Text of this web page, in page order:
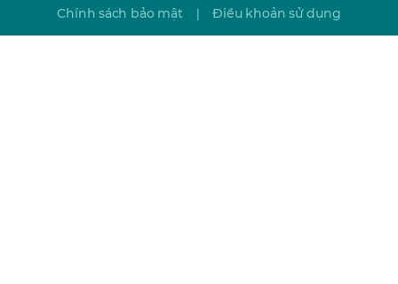
Chính sách bảo mật | Điều khoản sử dụng